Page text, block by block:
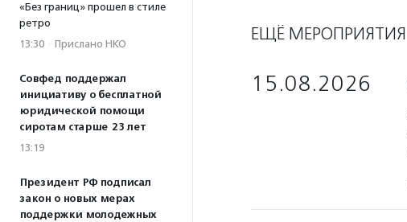
«Без границ» прошел в стиле
ретро
13:30 · Прислано НКО
Совфед поддержал
инициативу о бесплатной
юридической помощи
сиротам старше 23 лет
13:19
Президент РФ подписал
закон о новых мерах
поддержки молодежных
ЕЩЁ МЕРОПРИЯТИЯ
15.08.2026